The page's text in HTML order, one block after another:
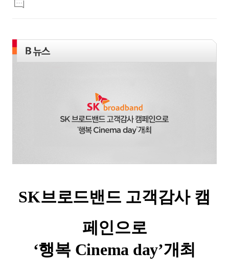
문
글
SK브로드밴드 고객감사 캠
페인으로
‘행복 Cinema day’개최